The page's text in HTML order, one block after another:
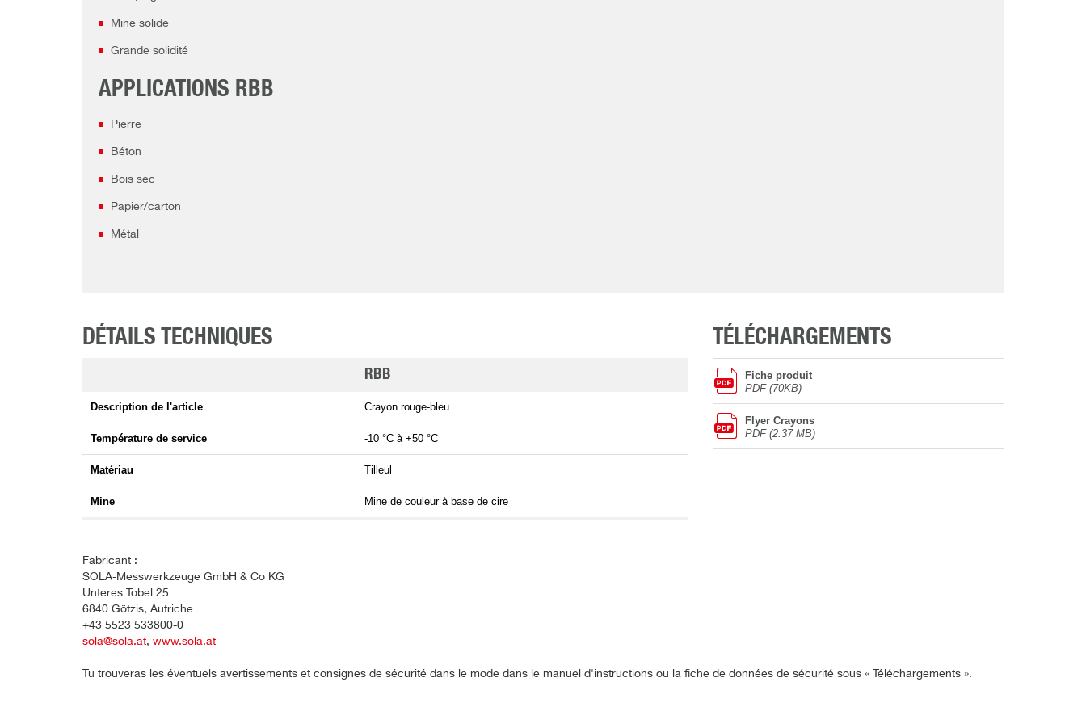
Mine solide
Grande solidité
APPLICATIONS RBB
Pierre
Béton
Bois sec
Papier/carton
Métal
DÉTAILS TECHNIQUES
RBB
Description de l'article Crayon rouge-bleu
Température de service -10 °C à +50 °C
Matériau Tilleul
Mine Mine de couleur à base de cire
TÉLÉCHARGEMENTS
Fiche produit
PDF (70KB)
Flyer Crayons
PDF (2.37 MB)
Fabricant :
SOLA-Messwerkzeuge GmbH & Co KG
Unteres Tobel 25
6840 Götzis, Autriche
+43 5523 533800-0
sola@sola.at, www.sola.at
Tu trouveras les éventuels avertissements et consignes de sécurité dans le mode dans le manuel d'instructions ou la fiche de données de sécurité sous « Téléchargements ».